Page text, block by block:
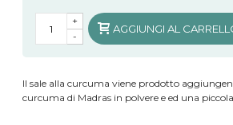
-
+
AGGIUNGI AL
Il sale alla curcuma viene prodotto
curcuma di Madras in polvere e ed una